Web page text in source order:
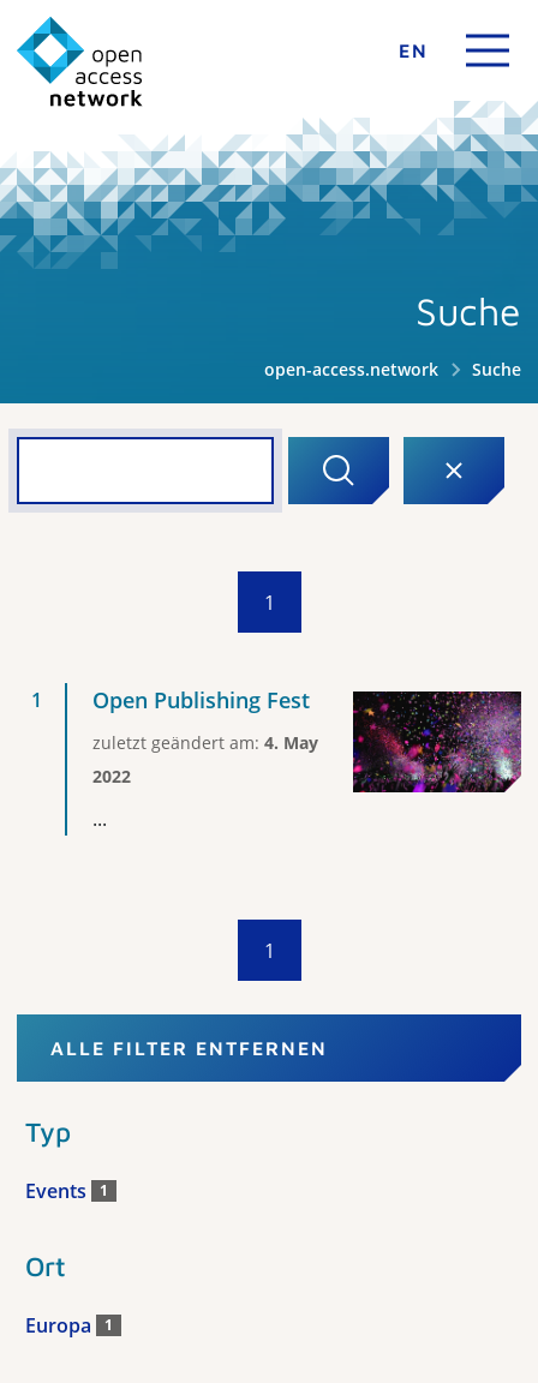
EN
Suche
open-access.network Suche
1
Open Publishing Fest
zuletzt geändert am: 4. May
2022
...
1
ALLE FILTER ENTFERNEN
Typ
Events 1
Ort
Europa 1